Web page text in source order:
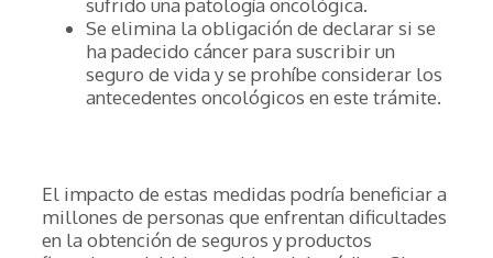
sufrido una patología oncológica.
Se elimina la obligación de declarar si se
ha padecido cáncer para suscribir un
seguro de vida y se prohíbe considerar los
antecedentes oncológicos en este trámite.
El impacto de estas medidas podría beneficiar a
millones de personas que enfrentan dificultades
en la obtención de seguros y productos